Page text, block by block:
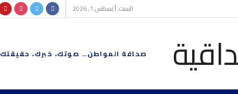
السبت, أغسطس 1, 2026
صحافة المواطن… صوتك، خبرك، حقيقتك